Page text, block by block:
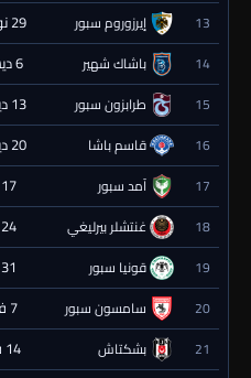
13 إيرزوروم سبور 29 نوفمبر 2026 - 19:00
14 باشاك شهير 6 ديسمبر 2026 - 19:00
15 طرابزون سبور 13 ديسمبر 2026 - 19:00
16 قاسم باشا 20 ديسمبر 2026 - 19:00
17 آمد سبور 17 يناير 2027 - 19:00
18 غنتشلر بيرليغي 24 يناير 2027 - 19:00
19 قونيا سبور 31 يناير 2027 - 19:00
20 سامسون سبور 7 فبراير 2027 - 19:00
21 بشكتاش 14 فبراير 2027 - 19:00